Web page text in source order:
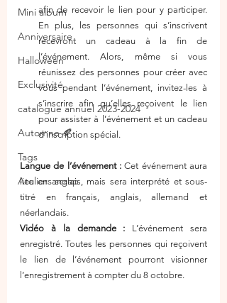
Mini album
Anniversaire
Halloween
Exclusivité
catalogue annuel 2023-2024
Automne 🍂
Tags
Ateliers scrap
afin de recevoir le lien pour y participer.
En plus, les personnes qui s’inscrivent
recevront un cadeau à la fin de
l’événement. Alors, même si vous
réunissez des personnes pour créer avec
vous pendant l’événement, invitez-les à
s’inscrire afin qu’elles reçoivent le lien
pour assister à l’événement et un cadeau
d’inscription spécial.
Langue de l’événement : Cet événement aura
lieu en anglais, mais sera interprété et sous-
titré en français, anglais, allemand et
néerlandais.
Vidéo à la demande : L’événement sera
enregistré. Toutes les personnes qui reçoivent
le lien de l’événement pourront visionner
l’enregistrement à compter du 8 octobre.